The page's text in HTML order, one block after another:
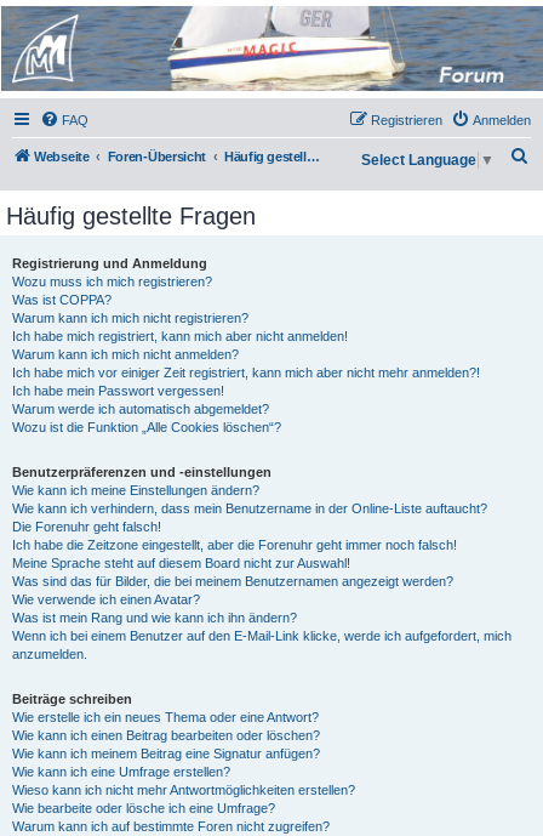
Micro Magic Forum
Deutschland
FAQ Anmelden
Registrieren
Webseite Foren-Übersicht Häufig gestellte Fragen Select Language ▼
Häufig gestellte Fragen
Registrierung und Anmeldung
Wozu muss ich mich registrieren?
Was ist COPPA?
Warum kann ich mich nicht registrieren?
Ich habe mich registriert, kann mich aber nicht anmelden!
Warum kann ich mich nicht anmelden?
Ich habe mich vor einiger Zeit registriert, kann mich aber nicht mehr anmelden?!
Ich habe mein Passwort vergessen!
Warum werde ich automatisch abgemeldet?
Wozu ist die Funktion „Alle Cookies löschen“?
Benutzerpräferenzen und -einstellungen
Wie kann ich meine Einstellungen ändern?
Wie kann ich verhindern, dass mein Benutzername in der Online-Liste auftaucht?
Die Forenuhr geht falsch!
Ich habe die Zeitzone eingestellt, aber die Forenuhr geht immer noch falsch!
Meine Sprache steht auf diesem Board nicht zur Auswahl!
Was sind das für Bilder, die bei meinem Benutzernamen angezeigt werden?
Wie verwende ich einen Avatar?
Was ist mein Rang und wie kann ich ihn ändern?
Wenn ich bei einem Benutzer auf den E-Mail-Link klicke, werde ich aufgefordert, mich
anzumelden.
Beiträge schreiben
Wie erstelle ich ein neues Thema oder eine Antwort?
Wie kann ich einen Beitrag bearbeiten oder löschen?
Wie kann ich meinem Beitrag eine Signatur anfügen?
Wie kann ich eine Umfrage erstellen?
Wieso kann ich nicht mehr Antwortmöglichkeiten erstellen?
Wie bearbeite oder lösche ich eine Umfrage?
Warum kann ich auf bestimmte Foren nicht zugreifen?